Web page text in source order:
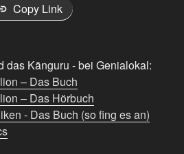
Copy Link
das Känguru - bei Genialokal:
– Das Buch
– Das Hörbuch
- Das Buch (so fing es an)